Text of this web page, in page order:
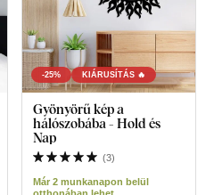
-25% KIÁRUSÍTÁS 🔥
Gyönyörű kép a
hálószobába - Hold és
Nap
(3)
Már 2 munkanapon belül
otthonában lehet.